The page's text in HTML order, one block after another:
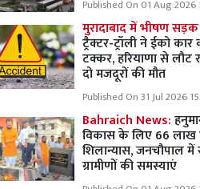
Published On 01 Aug 2026
मुरादाबाद में भीषण सड़क
ट्रैक्टर-ट्रॉली ने ईको कार
टक्कर, हरियाणा से लौट
दो मजदूरों की मौत
Published On 31 Jul 2026
Bahraich News:
विकास के लिए 66 लाख
शिलान्यास, जनचौपाल
ग्रामीणों की समस्याएं